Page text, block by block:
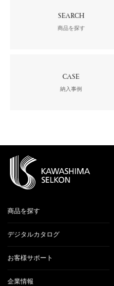
SEARCH
商品を探す
CASE
納入事例
商品を探す
デジタルカタログ
お客様サポート
企業情報